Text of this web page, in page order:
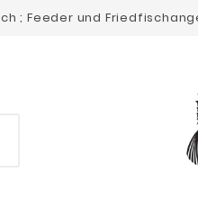
; Feeder und